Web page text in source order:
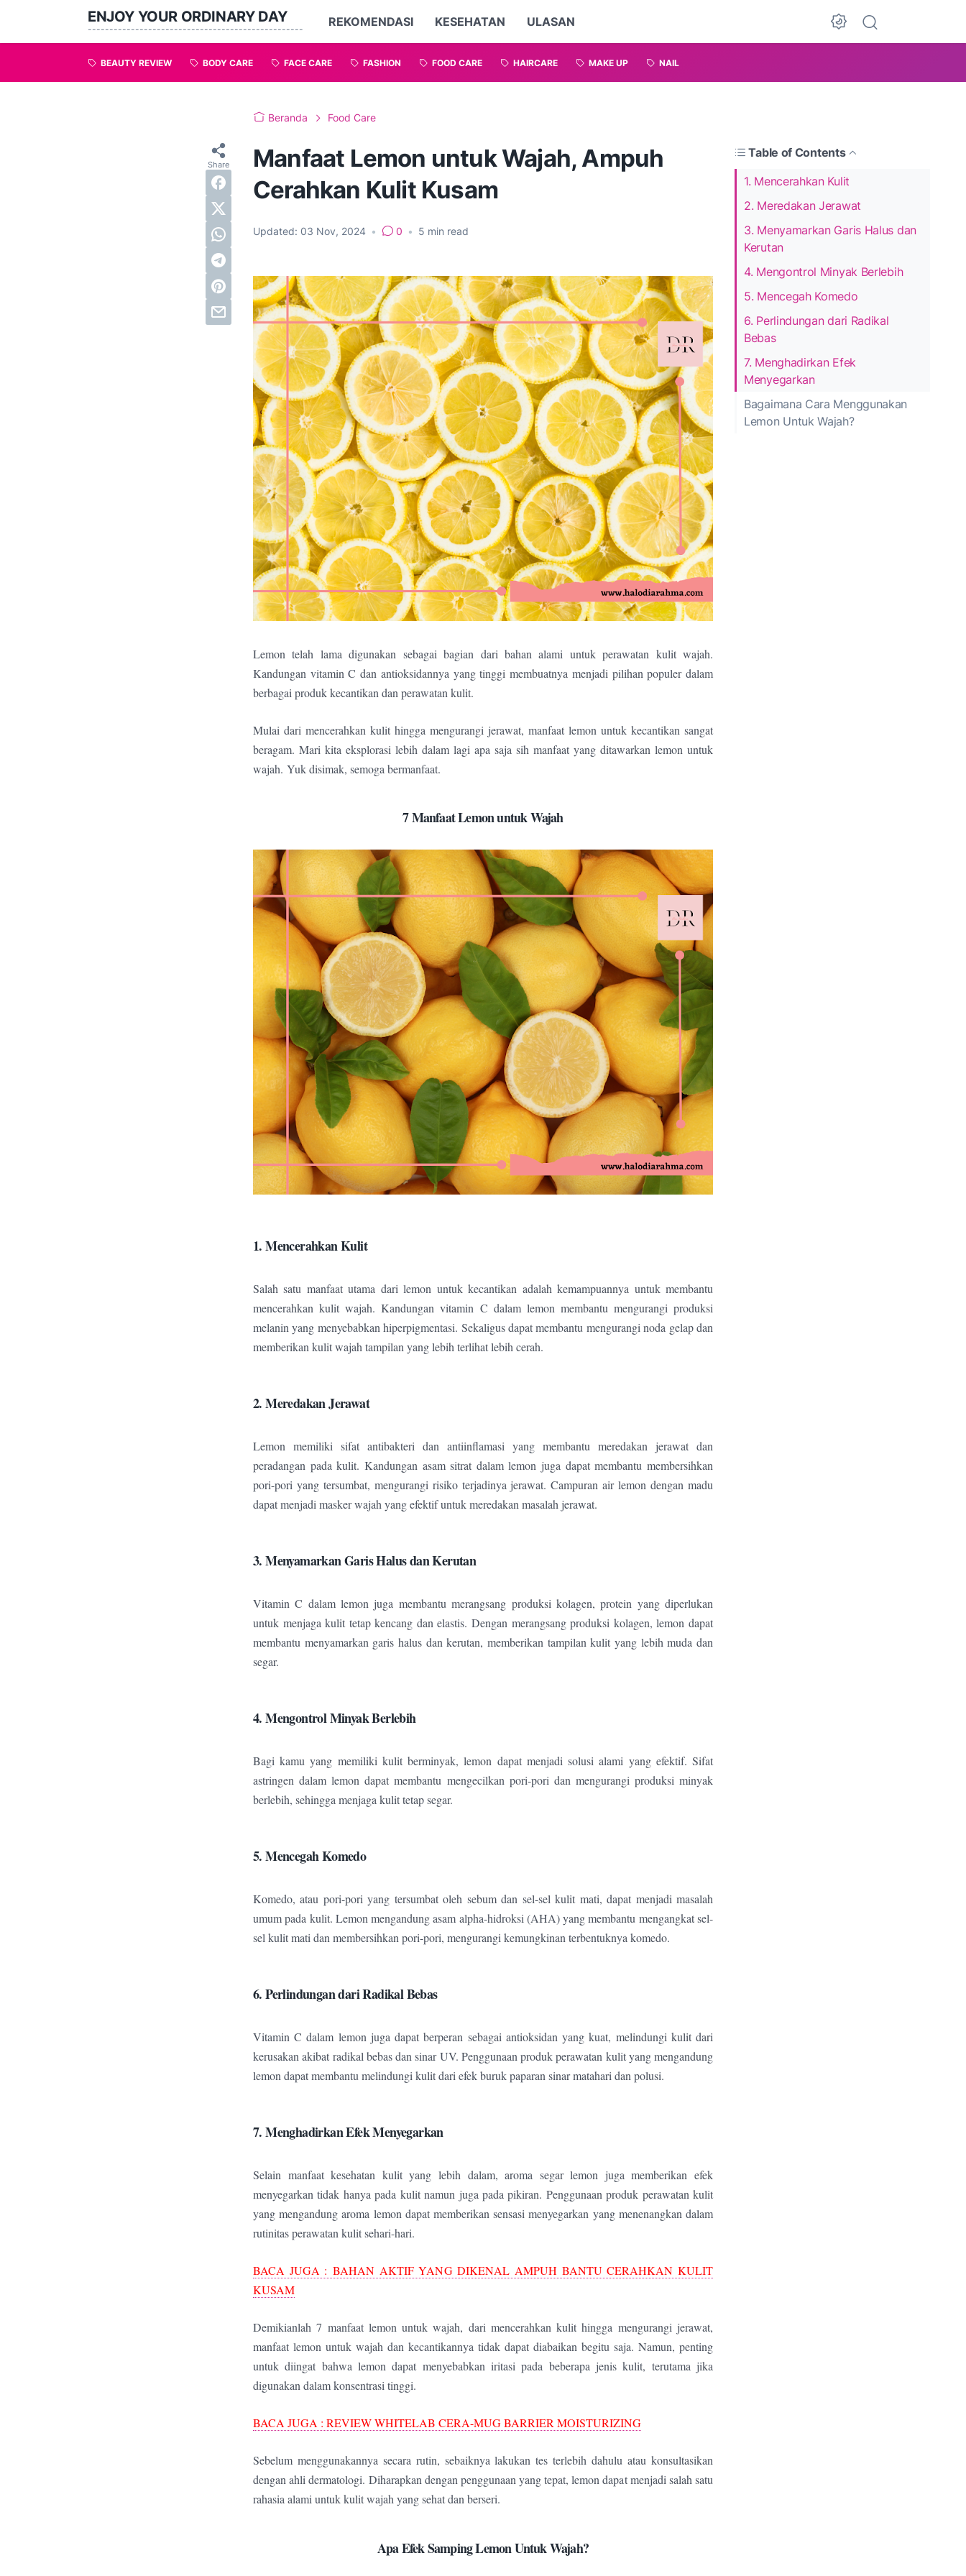
ENJOY YOUR ORDINARY DAY
--------------------------------------------------
REKOMENDASI KESEHATAN ULASAN
BEAUTY REVIEW BODY CARE FACE CARE FASHION FOOD CARE HAIRCARE MAKE UP NAIL
Beranda Food Care
Manfaat Lemon untuk Wajah, Ampuh
Cerahkan Kulit Kusam
Updated: 03 Nov, 2024 • 0 • 5 min read
Table of Contents
1. Mencerahkan Kulit
2. Meredakan Jerawat
3. Menyamarkan Garis Halus dan
Kerutan
4. Mengontrol Minyak Berlebih
5. Mencegah Komedo
6. Perlindungan dari Radikal
Bebas
7. Menghadirkan Efek
Menyegarkan
Bagaimana Cara Menggunakan
Lemon Untuk Wajah?
Lemon telah lama digunakan sebagai bagian dari bahan alami untuk perawatan kulit wajah.
Kandungan vitamin C dan antioksidannya yang tinggi membuatnya menjadi pilihan populer dalam
berbagai produk kecantikan dan perawatan kulit.
Mulai dari mencerahkan kulit hingga mengurangi jerawat, manfaat lemon untuk kecantikan sangat
beragam. Mari kita eksplorasi lebih dalam lagi apa saja sih manfaat yang ditawarkan lemon untuk
wajah. Yuk disimak, semoga bermanfaat.
7 Manfaat Lemon untuk Wajah
1. Mencerahkan Kulit
Salah satu manfaat utama dari lemon untuk kecantikan adalah kemampuannya untuk membantu
mencerahkan kulit wajah. Kandungan vitamin C dalam lemon membantu mengurangi produksi
melanin yang menyebabkan hiperpigmentasi. Sekaligus dapat membantu mengurangi noda gelap dan
memberikan kulit wajah tampilan yang lebih terlihat lebih cerah.
2. Meredakan Jerawat
Lemon memiliki sifat antibakteri dan antiinflamasi yang membantu meredakan jerawat dan
peradangan pada kulit. Kandungan asam sitrat dalam lemon juga dapat membantu membersihkan
pori-pori yang tersumbat, mengurangi risiko terjadinya jerawat. Campuran air lemon dengan madu
dapat menjadi masker wajah yang efektif untuk meredakan masalah jerawat.
3. Menyamarkan Garis Halus dan Kerutan
Vitamin C dalam lemon juga membantu merangsang produksi kolagen, protein yang diperlukan
untuk menjaga kulit tetap kencang dan elastis. Dengan merangsang produksi kolagen, lemon dapat
membantu menyamarkan garis halus dan kerutan, memberikan tampilan kulit yang lebih muda dan
segar.
4. Mengontrol Minyak Berlebih
Bagi kamu yang memiliki kulit berminyak, lemon dapat menjadi solusi alami yang efektif. Sifat
astringen dalam lemon dapat membantu mengecilkan pori-pori dan mengurangi produksi minyak
berlebih, sehingga menjaga kulit tetap segar.
5. Mencegah Komedo
Komedo, atau pori-pori yang tersumbat oleh sebum dan sel-sel kulit mati, dapat menjadi masalah
umum pada kulit. Lemon mengandung asam alpha-hidroksi (AHA) yang membantu mengangkat sel-
sel kulit mati dan membersihkan pori-pori, mengurangi kemungkinan terbentuknya komedo.
6. Perlindungan dari Radikal Bebas
Vitamin C dalam lemon juga dapat berperan sebagai antioksidan yang kuat, melindungi kulit dari
kerusakan akibat radikal bebas dan sinar UV. Penggunaan produk perawatan kulit yang mengandung
lemon dapat membantu melindungi kulit dari efek buruk paparan sinar matahari dan polusi.
7. Menghadirkan Efek Menyegarkan
Selain manfaat kesehatan kulit yang lebih dalam, aroma segar lemon juga memberikan efek
menyegarkan tidak hanya pada kulit namun juga pada pikiran. Penggunaan produk perawatan kulit
yang mengandung aroma lemon dapat memberikan sensasi menyegarkan yang menenangkan dalam
rutinitas perawatan kulit sehari-hari.
BACA JUGA : BAHAN AKTIF YANG DIKENAL AMPUH BANTU CERAHKAN KULIT
KUSAM
Demikianlah 7 manfaat lemon untuk wajah, dari mencerahkan kulit hingga mengurangi jerawat,
manfaat lemon untuk wajah dan kecantikannya tidak dapat diabaikan begitu saja. Namun, penting
untuk diingat bahwa lemon dapat menyebabkan iritasi pada beberapa jenis kulit, terutama jika
digunakan dalam konsentrasi tinggi.
BACA JUGA : REVIEW WHITELAB CERA-MUG BARRIER MOISTURIZING
Sebelum menggunakannya secara rutin, sebaiknya lakukan tes terlebih dahulu atau konsultasikan
dengan ahli dermatologi. Diharapkan dengan penggunaan yang tepat, lemon dapat menjadi salah satu
rahasia alami untuk kulit wajah yang sehat dan berseri.
Apa Efek Samping Lemon Untuk Wajah?